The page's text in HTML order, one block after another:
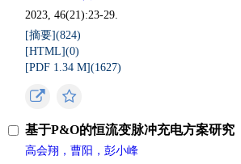
2023, 46(21):23-29.
[摘要](824)
[HTML](0)
[PDF 1.34 M](1627)
基于P&O的恒流变脉冲充电方案研究
高会翔，曹阳，彭小峰